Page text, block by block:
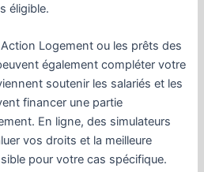
éligible.
Logement ou les prêts des
également compléter votre
soutenir les salariés et les
financer une partie
En ligne, des simulateurs
vos droits et la meilleure
pour votre cas spécifique.